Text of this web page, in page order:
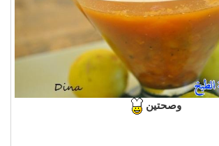
وصحتين